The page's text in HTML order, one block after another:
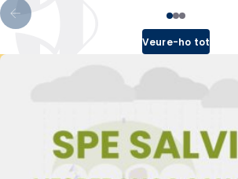
Veure-ho tot